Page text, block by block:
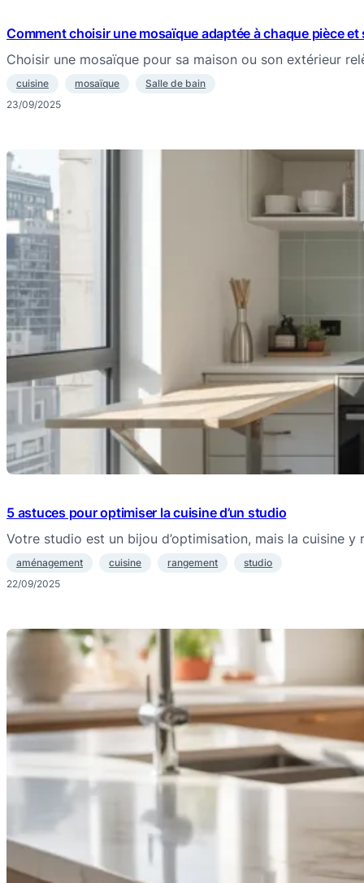
Comment choisir une mosaïque adaptée à chaque pièce et
Choisir une mosaïque pour sa maison ou son extérieur
cuisine mosaïque
Salle de bain
23/09/2025
5 astuces pour optimiser la cuisine d’un studio
Votre studio est un bijou d’optimisation, mais la cuisine y
aménagement cuisine rangement
studio
22/09/2025